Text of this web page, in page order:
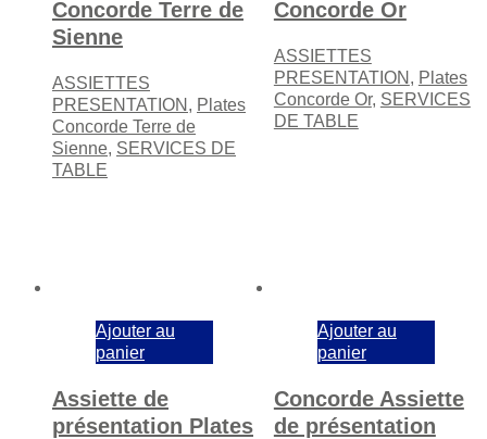
Concorde Terre de
Sienne
ASSIETTES
PRESENTATION , Plates
Concorde Terre de
Sienne, SERVICES DE
TABLE
Concorde Or
ASSIETTES
PRESENTATION , Plates
Concorde Or, SERVICES
DE TABLE
Ajouter au
panier
Assiette de
présentation Plates
Ajouter au
panier
Concorde Assiette
de présentation